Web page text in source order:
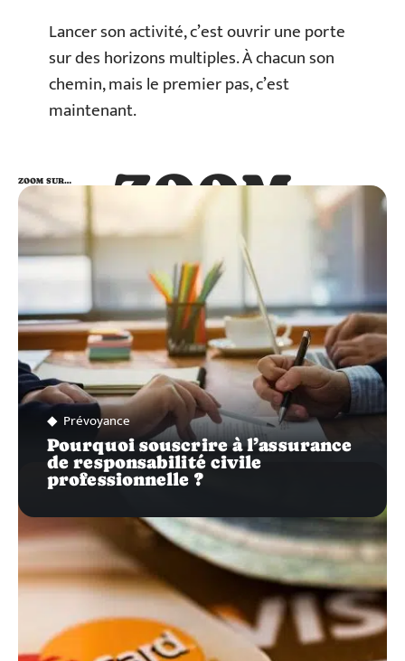
Lancer son activité, c’est ouvrir une porte
sur des horizons multiples. À chacun son
chemin, mais le premier pas, c’est
maintenant.
ZOOM
SUR…
ZOOM SUR…
Prévoyance
Pourquoi souscrire à l’assurance
de responsabilité civile
professionnelle ?